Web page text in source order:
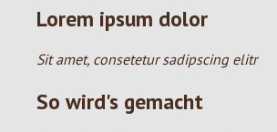
Lorem ipsum dolor
Sit amet, consetetur sadipscing elitr
So wird's gemacht